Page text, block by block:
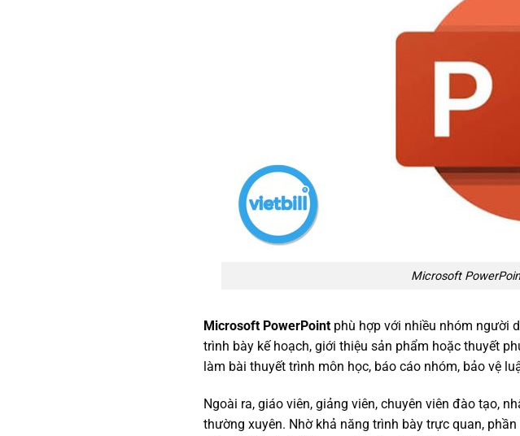
Microsoft
Microsoft PowerPointphù hợp với nhiều nhóm người
trình bày kế hoạch, giới thiệu sản phẩm hoặc thuyết
làm bài thuyết trình môn học, báo cáo nhóm, bảo vệ
Ngoài ra, giáo viên, giảng viên, chuyên viên đào tạo,
thường xuyên. Nhờ khả năng trình bày trực quan,